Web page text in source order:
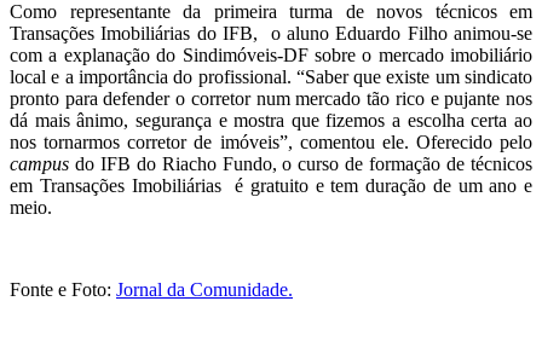
Como representante da primeira turma de novos técnicos em
Transações Imobiliárias do IFB, o aluno Eduardo Filho animou-se
com a explanação do Sindimóveis-DF sobre o mercado imobiliário
local e a importância do profissional. “Saber que existe um sindicato
pronto para defender o corretor num mercado tão rico e pujante nos
dá mais ânimo, segurança e mostra que fizemos a escolha certa ao
nos tornarmos corretor de imóveis”, comentou ele. Oferecido pelo
campus do IFB do Riacho Fundo, o curso de formação de técnicos
em Transações Imobiliárias é gratuito e tem duração de um ano e
meio.
Fonte e Foto: Jornal da Comunidade.